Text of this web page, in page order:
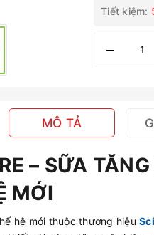
Tiết kiệm:
–
MÔ TẢ
– SỮA
MỚI
hệ mới thuộc thương hiệu